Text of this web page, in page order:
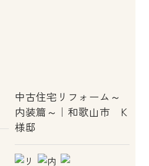
中古住宅リフォーム～
内装篇～｜和歌山市 K
様邸